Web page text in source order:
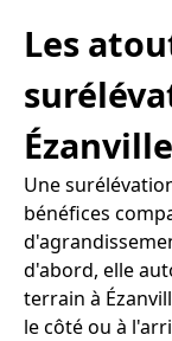
Les
Ézanville
Une
bénéfices
d'abord, elle
terrain à
le côté ou à